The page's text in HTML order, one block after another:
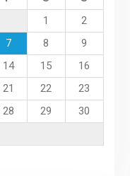
1
2
7 8
9
14 15
16
21 22
23
28 29
30